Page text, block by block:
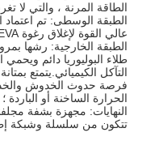
الطاقة المرنة ، والتي لا
الطبقة الوسطى: تم
عالي القوة لإغلاق رغوة EVA الداخلية بشكل أفضل ؛
الطبقة الخارجية: رشها
طلاء البوليوريا دائم
التآكل الكيميائي.يتمتع
فرصة حدوث الخدوش
الحرارة الساخنة أو الباردة ؛
النهايات: مجهزة بشفة
تتكون من سلسلة وشبكة